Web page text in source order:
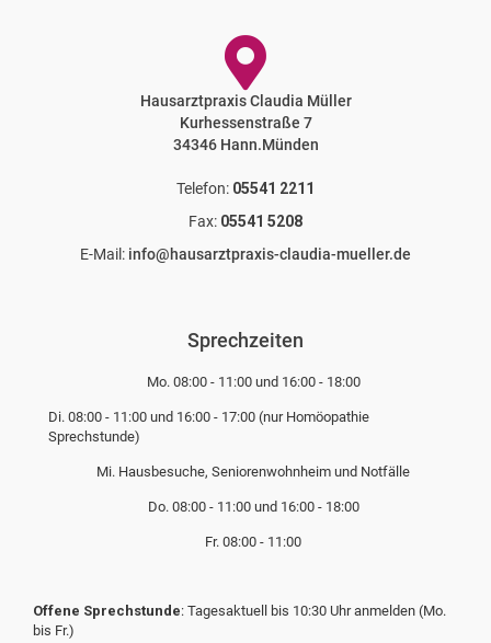
Hausarztpraxis Claudia Müller
Kurhessenstraße 7
34346 Hann.Münden
Telefon: 05541 2211
Fax: 05541 5208
E-Mail: info@hausarztpraxis-claudia-mueller.de
Sprechzeiten
Mo. 08:00 - 11:00 und 16:00 - 18:00
Di. 08:00 - 11:00 und 16:00 - 17:00 (nur Homöopathie
Sprechstunde)
Mi. Hausbesuche, Seniorenwohnheim und Notfälle
Do. 08:00 - 11:00 und 16:00 - 18:00
Fr. 08:00 - 11:00
Offene Sprechstunde: Tagesaktuell bis 10:30 Uhr anmelden (Mo.
bis Fr.)